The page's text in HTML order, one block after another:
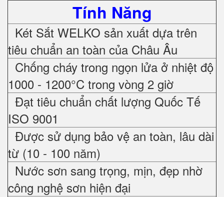
Tính Năng
Két Sắt WELKO sản xuất dựa trên
tiêu chuẩn an toàn của Châu Âu
Chống cháy trong ngọn lửa ở nhiệt độ
1000 - 1200°C trong vòng 2 giờ
Đạt tiêu chuẩn chất lượng Quốc Tế
ISO 9001
Được sử dụng bảo vệ an toàn, lâu dài
từ (10 - 100 năm)
Nước sơn sang trọng, mịn, đẹp nhờ
công nghệ sơn hiện đại